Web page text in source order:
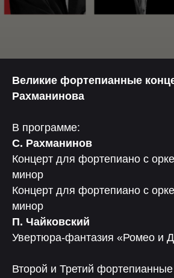
Великие фортепианные
Рахманинова
В программе:
С. Рахманинов
Концерт для фортепиано с
минор
Концерт для фортепиано с
минор
П. Чайковский
Увертюра-фантазия «Ромео и
Второй и Третий